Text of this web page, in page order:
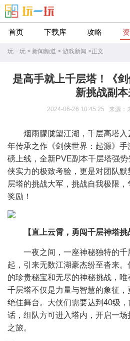
首页 下载库 攻略
玩一玩 > 新闻频道 > 游戏新闻 >正文
是高手就上千层塔！《
新挑战副
2024-06-26 10:45:25 来源：
烟雨朦胧望江湖，千层高塔
年传承之作《剑侠世界：起源》
磅上线，全新PVE副本千层塔强
侠实力的极致考验，更是对团队
层塔的挑战大军，挑战自我极限
奖励！
【直上云霄，勇闯千层神塔挑
一夜之间，一座神秘独特的
起，引来无数江湖豪杰纷至沓来
的珍贵秘宝和无尽的神秘挑战，唯
千层塔不仅是力量与智慧的象征
绝佳舞台。大侠们需要达到40级
话，组队方可进入塔内，开启一
之旅。